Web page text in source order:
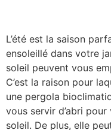
L’été est la saison
ensoleillé dans votre
soleil peuvent vous
C’est la raison pour
une pergola
vous servir d’abri
soleil. De plus, elle